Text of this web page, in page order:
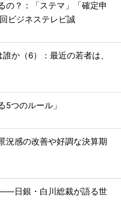
の？：「ステマ」「確定申
ビジネステレビ誠
か（6）：最近の若者は、
5つのルール」
況感の改善や好調な決算期
日銀・白川総裁が語る世